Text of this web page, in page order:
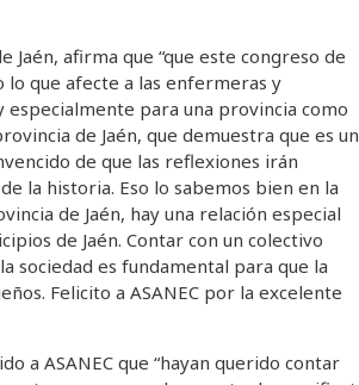
afirma que “que este congreso de
lo que afecte a las enfermeras y
para una provincia como
de Jaén, que demuestra que es un
de que las reflexiones irán
la historia. Eso lo sabemos bien en la
de Jaén, hay una relación especial
de Jaén. Contar con un colectivo
sociedad es fundamental para que la
Felicito a ASANEC por la excelente
a ASANEC que “hayan querido contar